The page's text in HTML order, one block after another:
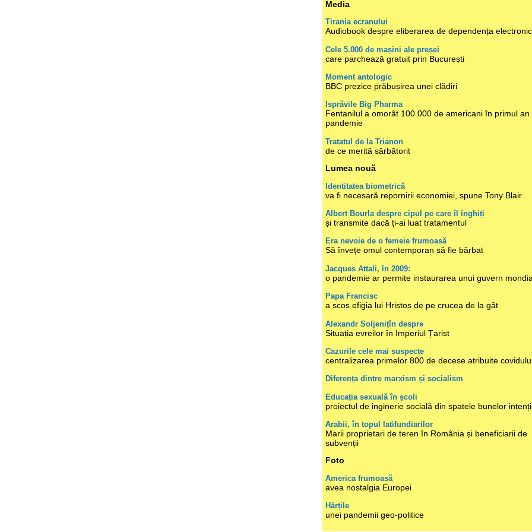
Media
Tirania ecranului
Audiobook despre eliberarea de dependența
Cele 5.000 de mașini ale presei
care parchează gratuit prin București
Moment antologic
BBC prezice prăbușirea unei clădiri
Isprăvile Big Pharma
Fentanilul a omorât 100.000 de americani în primul an
pandemie
Tratatul de la Trianon
de ce merită sărbătorit
Lumea nouă
Identitatea biometrică
va fi necesară repornirii economiei, spune Tony Blair
Albert Bourla despre cipul pe care îl înghiți
și transmite dacă ți-ai luat tratamentul
Era nevoie de o femeie frumoasă
Să învețe omul contemporan să fie bărbat
Jacques Attali, în 2009:
o pandemie ar permite instaurarea unui guvern
Papa Francisc
a scos efigia lui Hristos de pe crucea de la gât
Alexandr Soljenițîn despre
Situația evreilor în Imperiul Țarist
Cazurile cele mai suspecte
centralizarea primelor 800 de decese atribuite
Diferența dintre marxism și socialism
Educația sexuală în școli
proiectul de inginerie socială din spatele bunelor
Arabii, în topul latifundiarilor
Marii proprietari de teren în România și beneficiarii de
subvenții
Foto
America frumoasă
avea nostalgia Europei
Hărțile
unei pandemii geo-politice